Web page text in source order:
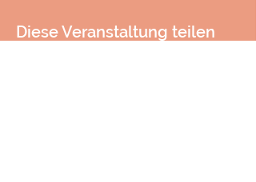
Diese Veranstaltung teilen